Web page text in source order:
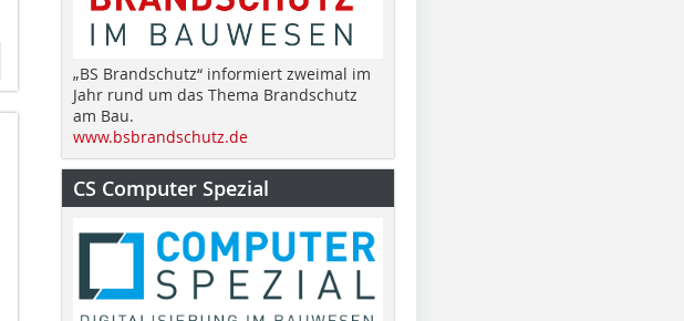
„BS Brandschutz“ informiert zweimal im
Jahr rund um das Thema Brandschutz
am Bau.
www.bsbrandschutz.de
CS Computer Spezial